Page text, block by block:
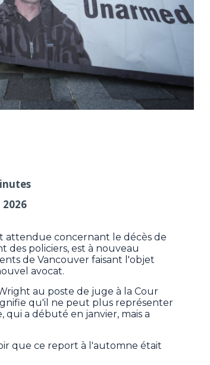
2026
attendue concernant le décès de
des policiers, est à nouveau
de Vancouver faisant l'objet
avocat.
au poste de juge à la Cour
qu'il ne peut plus représenter
qui a débuté en janvier, mais a
que ce report à l'automne était